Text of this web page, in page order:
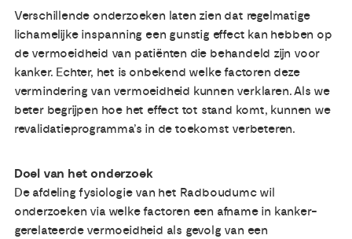
Publicaties
Ervaringsdeskundigheid
Over ons
Verschillende onderzoeken laten zien dat regelmatige
lichamelijke inspanning een gunstig effect kan hebben op
de vermoeidheid van patiënten die behandeld zijn voor
kanker. Echter, het is onbekend welke factoren deze
vermindering van vermoeidheid kunnen verklaren. Als we
beter begrijpen hoe het effect tot stand komt, kunnen we
revalidatieprogramma’s in de toekomst verbeteren.
Doel van het onderzoek
De afdeling fysiologie van het Radboudumc wil
onderzoeken via welke factoren een afname in kanker-
gerelateerde vermoeidheid als gevolg van een